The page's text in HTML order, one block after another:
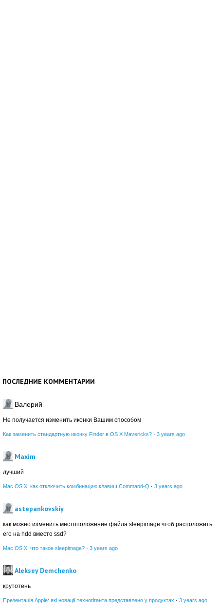
ПОСЛЕДНИЕ КОММЕНТАРИИ
Валерий
Не получается изменить иконки Вашим способом
Как заменить стандартную иконку Finder в OS X Mavericks? · 3 years ago
Maxim
лучший
Mac OS X: как отключить комбинацию клавиш Command-Q · 3 years ago
astepankovskiy
как можно изменить местоположение файла sleepimage чтоб расположить
его на hdd вместо ssd?
Mac OS X: что такое sleepimage? · 3 years ago
Aleksey Demchenko
крутотень
Презентація Apple: які новації техногіганта представлено у продуктах · 3 years ago